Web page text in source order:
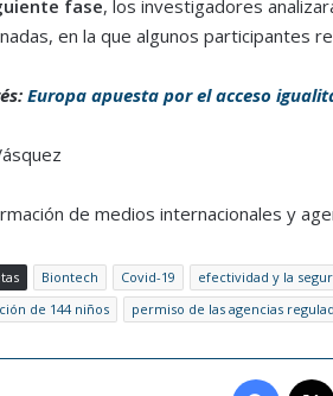
fase, los investigadores
en la que algunos participantes
Europa apuesta por el acceso
de medios internacionales y
Biontech Covid-19 efectividad y la
de 144 niños
permiso de las agencias